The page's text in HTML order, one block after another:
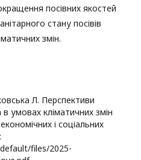
посівних якостей
стану посівів
змін.
Л. Перспективи
умовах кліматичних змін
і соціальних
files/2025-